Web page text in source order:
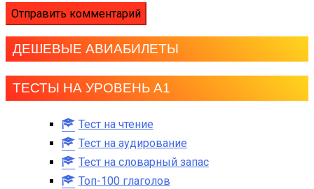
ДЕШЕВЫЕ АВИАБИЛЕТЫ
ТЕСТЫ НА УРОВЕНЬ А1
Тест на чтение
Тест на аудирование
Тест на словарный запас
Топ-100 глаголов